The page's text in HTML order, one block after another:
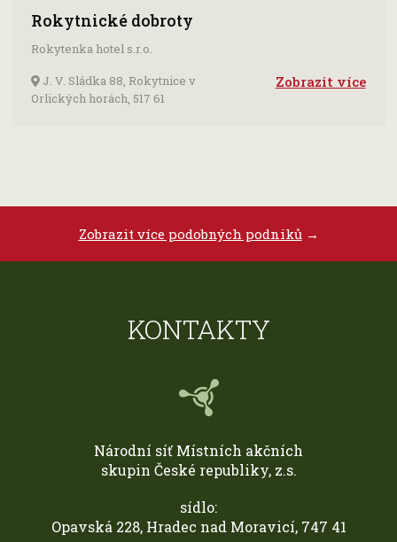
Rokytnické dobroty
Rokytenka hotel s.r.o.
J. V. Sládka 88, Rokytnice v
Orlických horách, 517 61
Zobrazit více
Zobrazit více podobných podniků→
KONTAKTY
Národní síť Místních akčních
skupin České republiky, z.s.
sídlo:
Opavská 228, Hradec nad Moravicí, 747 41